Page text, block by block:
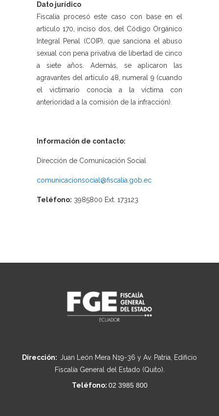
Dato jurídico
Fiscalía procesó este caso con base en el
artículo 170, inciso dos, del Código Orgánico
Integral Penal (COIP), que sanciona el abuso
sexual con pena privativa de libertad de cinco
a siete años. Además, se aplicaron las
agravantes del artículo 48, numeral 9 (cuando
el victimario conocía a la víctima con
anterioridad a la comisión de la infracción).
Información de contacto:
Dirección de Comunicación Social
comunicacionsocial@fiscalia.gob.ec
Teléfono: 3985800 Ext. 173123
Dirección: Juan León Mera N19-36 y Av. Patria, Edificio
Fiscalía General del Estado (Quito).
Teléfono: 02 3985 800